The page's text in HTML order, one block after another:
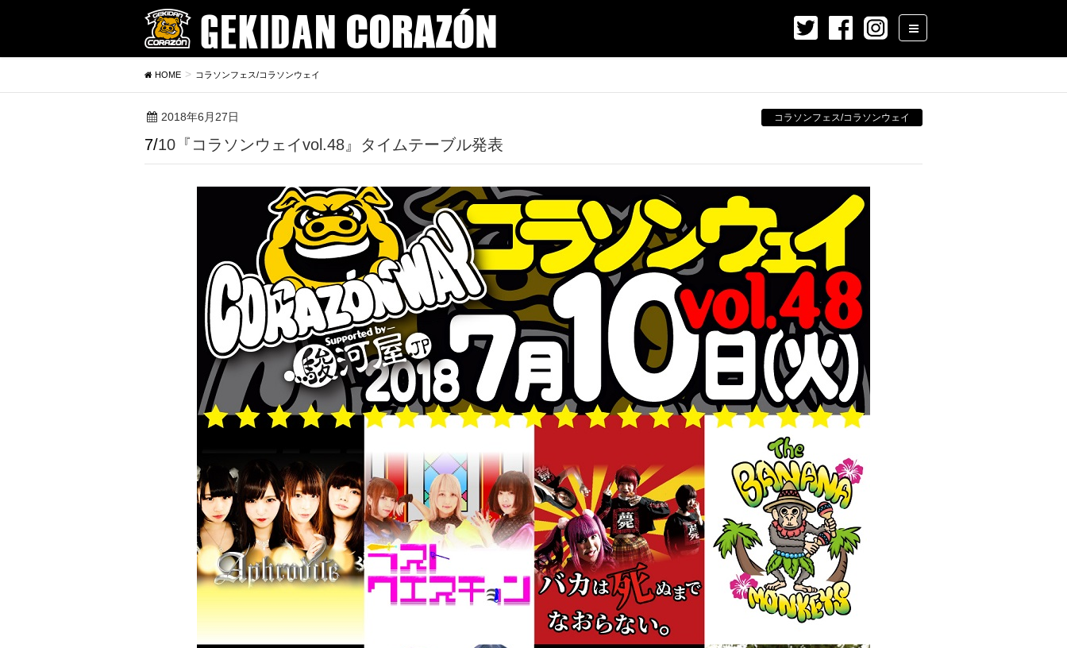
HOME コラソンフェス/コラソンウェイ
2018年6月27日 コラソンフェス/コラソンウェイ
7/10『コラソンウェイvol.48』タイムテーブル発表